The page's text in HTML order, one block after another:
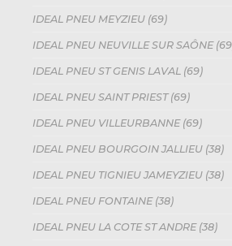
IDEAL PNEU MEYZIEU (69)
IDEAL PNEU NEUVILLE SUR SAÔNE
IDEAL PNEU ST GENIS LAVAL (69)
IDEAL PNEU SAINT PRIEST (69)
IDEAL PNEU VILLEURBANNE (69)
IDEAL PNEU BOURGOIN JALLIEU (38)
IDEAL PNEU TIGNIEU JAMEYZIEU (38)
IDEAL PNEU FONTAINE (38)
IDEAL PNEU LA COTE ST ANDRE (38)